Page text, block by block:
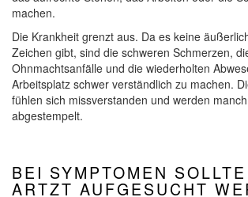
machen.
Die Krankheit grenzt aus. Da es keine
Zeichen gibt, sind die schweren Schmerzen,
Ohnmachtsanfälle und die wiederholten
Arbeitsplatz schwer verständlich zu machen.
fühlen sich missverstanden und werden
abgestempelt.
BEI SYMPTOMEN
ARTZT AUFGESUCHT